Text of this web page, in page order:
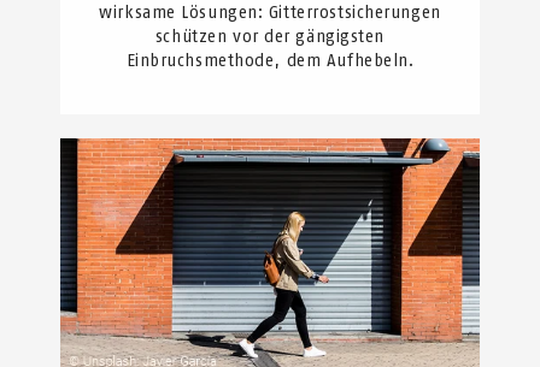
wirksame Lösungen: Gitterrostsicherungen
schützen vor der gängigsten
Einbruchsmethode, dem Aufhebeln.